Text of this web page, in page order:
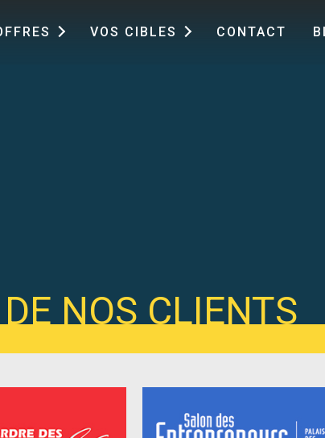
VOS CIBLES CONTACT
NOS CLIENTS